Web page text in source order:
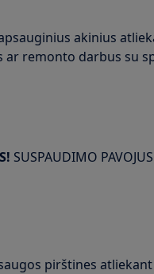
akinius
ar remonto darbus su
SUSPAUDIMO PAVOJUS
pirštines